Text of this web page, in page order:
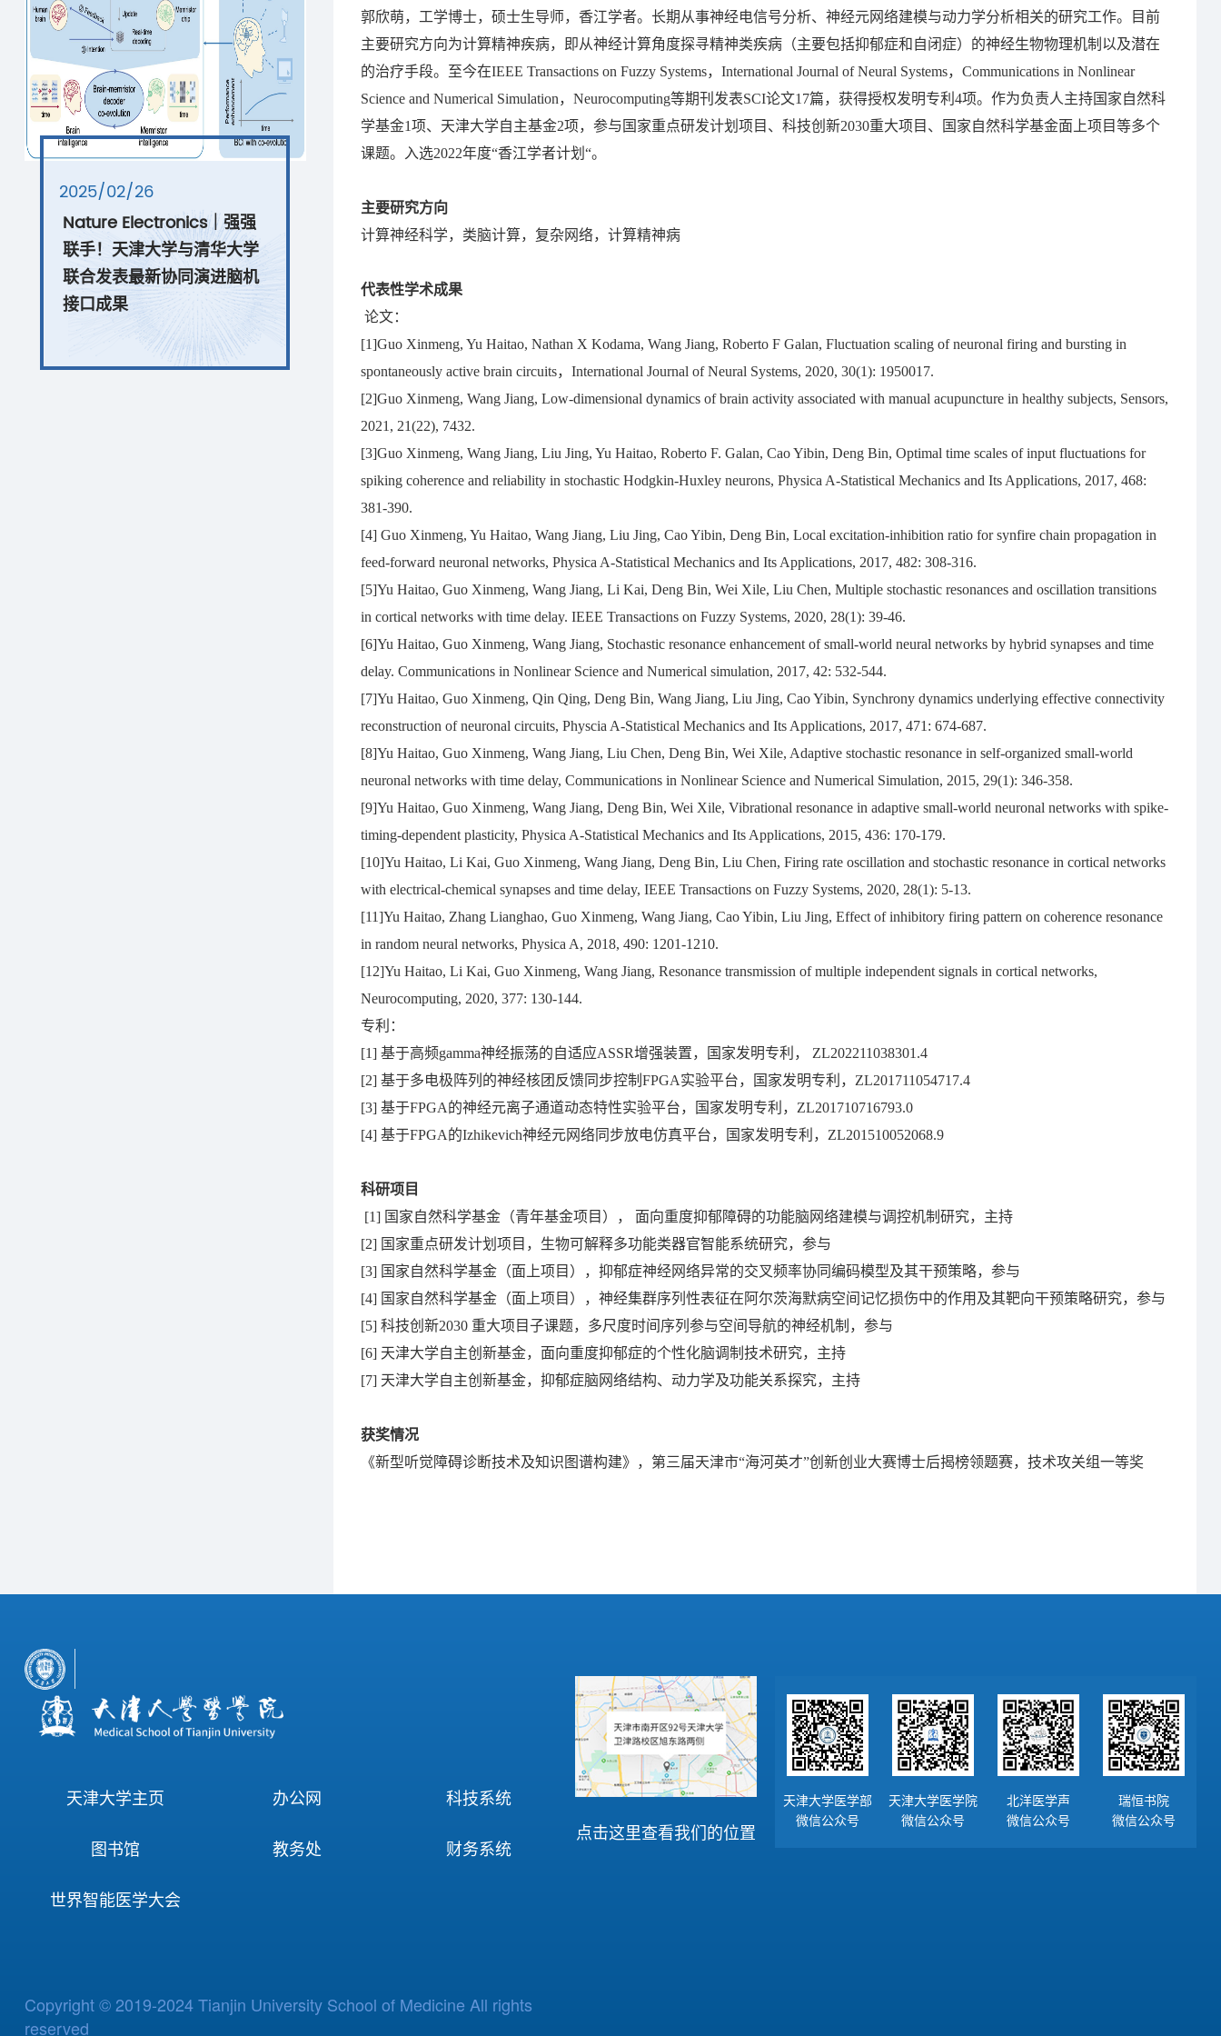
郭欣萌，工学博士，硕士生导师，香江学者。长期从事神经电信号分析、神经元网络建模与动力学分析相关的研究工作。目前
主要研究方向为计算精神疾病，即从神经计算角度探寻精神类疾病（主要包括抑郁症和自闭症）的神经生物物理机制以及潜在
的治疗手段。至今在IEEE Transactions on Fuzzy Systems，International Journal of Neural Systems，Communications in Nonlinear
Science and Numerical Simulation，Neurocomputing等期刊发表SCI论文17篇，获得授权发明专利4项。作为负责人主持国家自然科
学基金1项、天津大学自主基金2项，参与国家重点研发计划项目、科技创新2030重大项目、国家自然科学基金面上项目等多个
课题。入选2022年度“香江学者计划“。
主要研究方向
计算神经科学，类脑计算，复杂网络，计算精神病
代表性学术成果
论文：
[1]Guo Xinmeng, Yu Haitao, Nathan X Kodama, Wang Jiang, Roberto F Galan, Fluctuation scaling of neuronal firing and bursting in
spontaneously active brain circuits，International Journal of Neural Systems, 2020, 30(1): 1950017.
[2]Guo Xinmeng, Wang Jiang, Low-dimensional dynamics of brain activity associated with manual acupuncture in healthy subjects, Sensors,
2021, 21(22), 7432.
[3]Guo Xinmeng, Wang Jiang, Liu Jing, Yu Haitao, Roberto F. Galan, Cao Yibin, Deng Bin, Optimal time scales of input fluctuations for
spiking coherence and reliability in stochastic Hodgkin-Huxley neurons, Physica A-Statistical Mechanics and Its Applications, 2017, 468:
381-390.
[4] Guo Xinmeng, Yu Haitao, Wang Jiang, Liu Jing, Cao Yibin, Deng Bin, Local excitation-inhibition ratio for synfire chain propagation in
feed-forward neuronal networks, Physica A-Statistical Mechanics and Its Applications, 2017, 482: 308-316.
[5]Yu Haitao, Guo Xinmeng, Wang Jiang, Li Kai, Deng Bin, Wei Xile, Liu Chen, Multiple stochastic resonances and oscillation transitions
in cortical networks with time delay. IEEE Transactions on Fuzzy Systems, 2020, 28(1): 39-46.
[6]Yu Haitao, Guo Xinmeng, Wang Jiang, Stochastic resonance enhancement of small-world neural networks by hybrid synapses and time
delay. Communications in Nonlinear Science and Numerical simulation, 2017, 42: 532-544.
[7]Yu Haitao, Guo Xinmeng, Qin Qing, Deng Bin, Wang Jiang, Liu Jing, Cao Yibin, Synchrony dynamics underlying effective connectivity
reconstruction of neuronal circuits, Physcia A-Statistical Mechanics and Its Applications, 2017, 471: 674-687.
[8]Yu Haitao, Guo Xinmeng, Wang Jiang, Liu Chen, Deng Bin, Wei Xile, Adaptive stochastic resonance in self-organized small-world
neuronal networks with time delay, Communications in Nonlinear Science and Numerical Simulation, 2015, 29(1): 346-358.
[9]Yu Haitao, Guo Xinmeng, Wang Jiang, Deng Bin, Wei Xile, Vibrational resonance in adaptive small-world neuronal networks with spike-
timing-dependent plasticity, Physica A-Statistical Mechanics and Its Applications, 2015, 436: 170-179.
[10]Yu Haitao, Li Kai, Guo Xinmeng, Wang Jiang, Deng Bin, Liu Chen, Firing rate oscillation and stochastic resonance in cortical networks
with electrical-chemical synapses and time delay, IEEE Transactions on Fuzzy Systems, 2020, 28(1): 5-13.
[11]Yu Haitao, Zhang Lianghao, Guo Xinmeng, Wang Jiang, Cao Yibin, Liu Jing, Effect of inhibitory firing pattern on coherence resonance
in random neural networks, Physica A, 2018, 490: 1201-1210.
[12]Yu Haitao, Li Kai, Guo Xinmeng, Wang Jiang, Resonance transmission of multiple independent signals in cortical networks,
Neurocomputing, 2020, 377: 130-144.
专利：
[1] 基于高频gamma神经振荡的自适应ASSR增强装置，国家发明专利， ZL202211038301.4
[2] 基于多电极阵列的神经核团反馈同步控制FPGA实验平台，国家发明专利，ZL201711054717.4
[3] 基于FPGA的神经元离子通道动态特性实验平台，国家发明专利，ZL201710716793.0
[4] 基于FPGA的Izhikevich神经元网络同步放电仿真平台，国家发明专利，ZL201510052068.9
科研项目
[1] 国家自然科学基金（青年基金项目）， 面向重度抑郁障碍的功能脑网络建模与调控机制研究，主持
[2] 国家重点研发计划项目，生物可解释多功能类器官智能系统研究，参与
[3] 国家自然科学基金（面上项目），抑郁症神经网络异常的交叉频率协同编码模型及其干预策略，参与
[4] 国家自然科学基金（面上项目），神经集群序列性表征在阿尔茨海默病空间记忆损伤中的作用及其靶向干预策略研究，参与
[5] 科技创新2030 重大项目子课题，多尺度时间序列参与空间导航的神经机制，参与
[6] 天津大学自主创新基金，面向重度抑郁症的个性化脑调制技术研究，主持
[7] 天津大学自主创新基金，抑郁症脑网络结构、动力学及功能关系探究，主持
获奖情况
《新型听觉障碍诊断技术及知识图谱构建》，第三届天津市“海河英才”创新创业大赛博士后揭榜领题赛，技术攻关组一等奖
2025/02/26
Nature Electronics｜强强
联手！天津大学与清华大学
联合发表最新协同演进脑机
接口成果
天津大学主页 办公网 科技系统
图书馆 教务处 财务系统
世界智能医学大会
Copyright © 2019-2024 Tianjin University School of Medicine All rights
reserved
点击这里查看我们的位置
天津大学医学部
微信公众号
天津大学医学院
微信公众号
北洋医学声
微信公众号
瑞恒书院
微信公众号